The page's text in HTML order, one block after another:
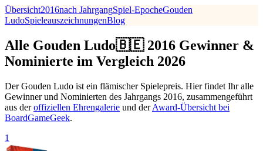
Übersicht2016nach JahrgangSpiel-EpocheGouden
LudoSpieleauszeichnungenBlog
Alle Gouden Ludo🇧🇪 2016 Gewinner &
Nominierte im Vergleich 2026
Der Gouden Ludo ist ein flämischer Spielepreis. Hier findet Ihr alle
Gewinner und Nominierten des Jahrgangs 2016, zusammengeführt
aus deroffiziellen Ehrengalerie und derAward-Übersicht bei
BoardGameGeek.
1